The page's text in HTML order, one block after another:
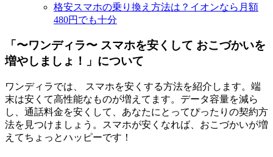
格安スマホの乗り換え方法は？イオンなら月額
480円でも十分
「〜ワンディラ〜 スマホを安くして おこづかいを
増やしましょ！」について
ワンディラでは、 スマホを安くする方法を紹介します。端
末は安くて高性能なものが増えてます。データ容量を減ら
し、通話料金を安くして、あなたにとってぴったりの契約方
法を見つけましょう。スマホが安くなれば、おこづかいが増
えてちょっとハッピーです！